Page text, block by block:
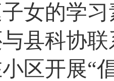
女的学
县科协
区开展“